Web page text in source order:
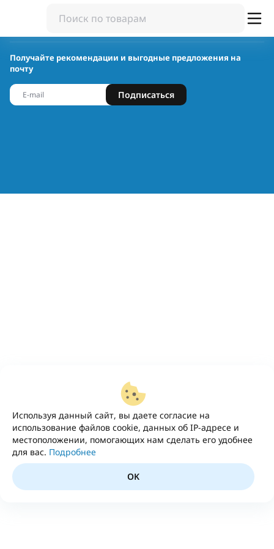
Используя данный сайт, вы даете согласие на
использование файлов cookie, данных об IP-адресе и
местоположении, помогающих нам сделать его удобнее
для вас. Подробнее
OK
Получайте рекомендации и выгодные предложения на
почту
Подписаться